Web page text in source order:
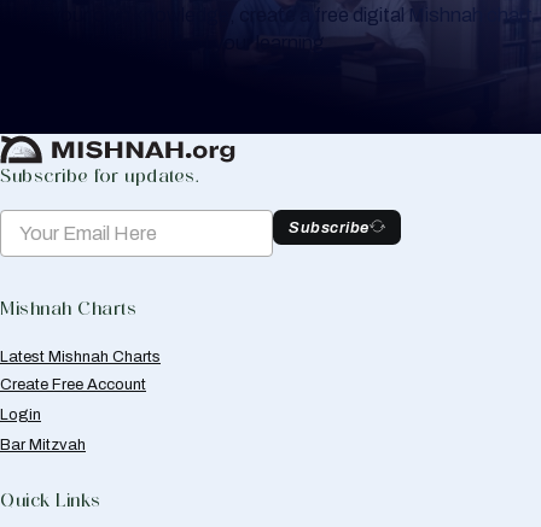
or for your own knowledge, create a free digital Mishnah chart
to help you keep track of your learning.
Subscribe for updates.
Subscribe
Mishnah Charts
Latest Mishnah Charts
Create Free Account
Login
Bar Mitzvah
Quick Links